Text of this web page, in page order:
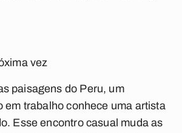
vez
paisagens do Peru, um
em trabalho conhece uma artista
Esse encontro casual muda as